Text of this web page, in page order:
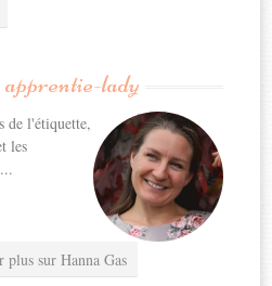
apprentie-lady
de l'étiquette,
les
sur Hanna Gas